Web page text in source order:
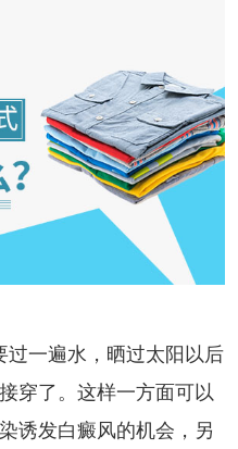
过一遍水，晒过太阳以后
穿了。这样一方面可以
诱发白癜风的机会，另